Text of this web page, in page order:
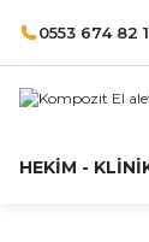
0553 674 82
HEKİM -